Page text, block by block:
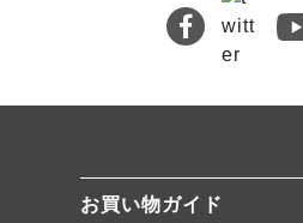
キムチバイキングはお得です！
牡蠣ジュルカレー、絶品中の絶品!
絶品チャーシュー、おすすめ！
「頂・その先」圧倒的美味！
お買い物ガイド